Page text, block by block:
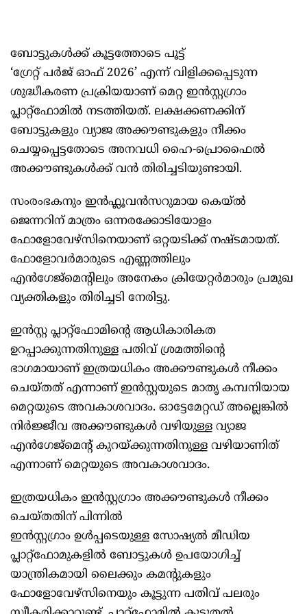
ബോട്ടുകള്‍ക്ക് കൂട്ടത്തോടെ പൂട്ട്
‘ഗ്രേറ്റ് പര്‍ജ് ഓഫ് 2026’ എന്ന് വിളിക്കപ്പെടുന്ന
ശുദ്ധീകരണ പ്രക്രിയയാണ് മെറ്റ ഇന്‍സ്റ്റഗ്രാം
പ്ലാറ്റ്‌ഫോമില്‍ നടത്തിയത്. ലക്ഷക്കണക്കിന്
ബോട്ടുകളും വ്യാജ അക്കൗണ്ടുകളും നീക്കം
ചെയ്യപ്പെട്ടതോടെ അനവധി ഹൈ-പ്രൊഫൈല്‍
അക്കൗണ്ടുകള്‍ക്ക് വന്‍ തിരിച്ചടിയുണ്ടായി.
സംരംഭകനും ഇന്‍ഫ്ലൂവന്‍സറുമായ കെയ്‌ല്‍
ജെന്നറിന് മാത്രം ഒന്നരക്കോടിയോളം
ഫോളോവേഴ്‌സിനെയാണ് ഒറ്റയടിക്ക് നഷ്‌ടമായത്.
ഫോളോവര്‍മാരുടെ എണ്ണത്തിലും
എന്‍ഗേജ്‌മെന്‍റിലും അനേകം ക്രിയേറ്റര്‍മാരും പ്രമുഖ
വ്യക്തികളും തിരിച്ചടി നേരിട്ടു.
ഇന്‍സ്റ്റ പ്ലാറ്റ്‌ഫോമിന്‍റെ ആധികാരികത
ഉറപ്പാക്കുന്നതിനുള്ള പതിവ് ശ്രമത്തിന്‍റെ
ഭാഗമായാണ് ഇത്രയധികം അക്കൗണ്ടുകള്‍ നീക്കം
ചെയ്‌തത് എന്നാണ് ഇന്‍സ്റ്റയുടെ മാതൃ കമ്പനിയായ
മെറ്റയുടെ അവകാശവാദം. ഓട്ടേമേറ്റഡ് അല്ലെങ്കില്‍
നിര്‍ജ്ജീവ അക്കൗണ്ടുകള്‍ വഴിയുള്ള വ്യാജ
എന്‍ഗേജ്മെന്‍റ് കുറയ്‌ക്കുന്നതിനുള്ള വഴിയാണിത്
എന്നാണ് മെറ്റയുടെ അവകാശവാദം.
ഇത്രയധികം ഇന്‍സ്റ്റഗ്രാം അക്കൗണ്ടുകള്‍ നീക്കം
ചെയ്‌തതിന് പിന്നില്‍
ഇന്‍സ്റ്റഗ്രാം ഉള്‍പ്പടെയുള്ള സോഷ്യല്‍ മീഡിയ
പ്ലാറ്റ്‌ഫോമുകളില്‍ ബോട്ടുകള്‍ ഉപയോഗിച്ച്
യാന്ത്രികമായി ലൈക്കും കമന്‍റുകളും
ഫോളോവേഴ്‌സിനെയും കൂട്ടുന്ന പതിവ് പലരും